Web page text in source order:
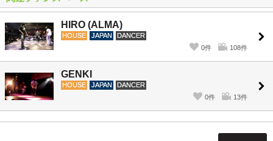
HIRO (ALMA)
HOUSE JAPAN
DANCER
0件
108件
GENKI
HOUSE JAPAN
DANCER
0件
13件